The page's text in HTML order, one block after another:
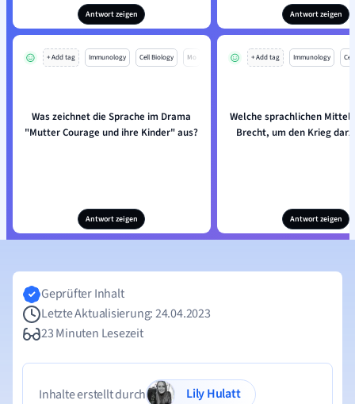
Antwort zeigen Antwort zeigen
+ Add tag Immunology Cell Biology Mo
Was zeichnet die Sprache im Drama
"Mutter Courage und ihre Kinder" aus?
Antwort zeigen
+ Add tag Immunology
Welche sprachlichen Mittel
Brecht, um den Krieg
Antwort zeigen
Geprüfter Inhalt
Letzte Aktualisierung: 24.04.2023
23 Minuten Lesezeit
Inhalte erstellt durch
Lily Hulatt